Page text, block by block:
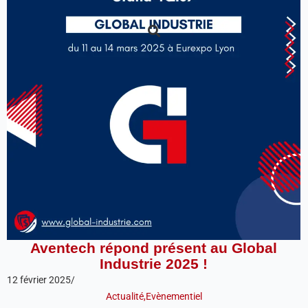
Aventech répond présent au Global
Industrie 2025 !
12 février 2025/
Actualité,Evènementiel